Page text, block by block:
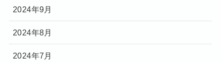
2024年9月
2024年8月
2024年7月